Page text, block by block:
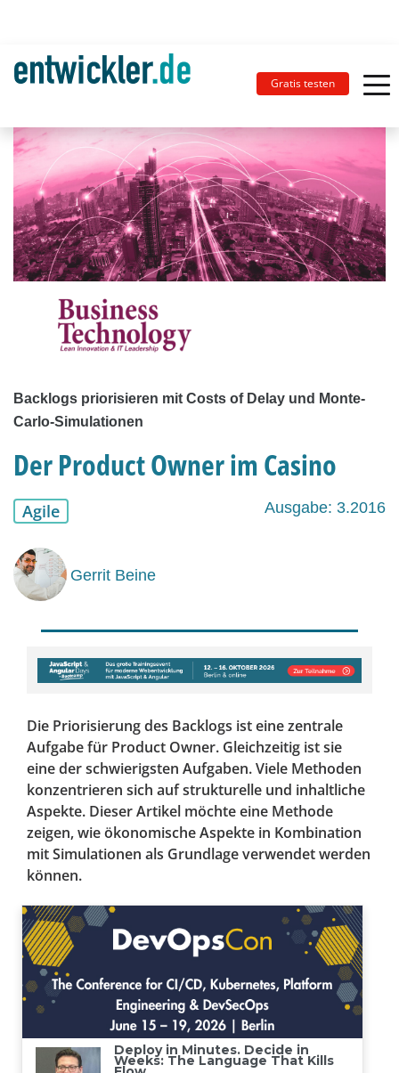
Gratis testen
Backlogs priorisieren mit Costs of Delay und Monte-
Carlo-Simulationen
Der Product Owner im Casino
Agile Ausgabe: 3.2016
Gerrit Beine
Die Priorisierung des Backlogs ist eine zentrale
Aufgabe für Product Owner. Gleichzeitig ist sie
eine der schwierigsten Aufgaben. Viele Methoden
konzentrieren sich auf strukturelle und inhaltliche
Aspekte. Dieser Artikel möchte eine Methode
zeigen, wie ökonomische Aspekte in Kombination
mit Simulationen als Grundlage verwendet werden
können.